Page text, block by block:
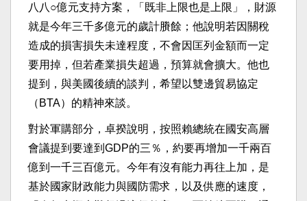
八八○億元支持方案，「既非上限也是上限」，財源
就是今年三千多億元的歲計賸餘；他說明若因關稅
造成的損害損失未達程度，不會因匡列金額而一定
要用掉，但若產業損失超過，預算就會擴大。他也
提到，與美國後續的談判，希望以雙邊貿易協定
（BTA）的精神來談。
對於軍購部分，卓揆說明，按照賴總統在國安高層
會議提到要達到GDP的三％，約要再增加一千兩百
億到一千三百億元。今年有沒有能力再往上加，是
基於國家財政能力與國防需求，以及供應的速度，